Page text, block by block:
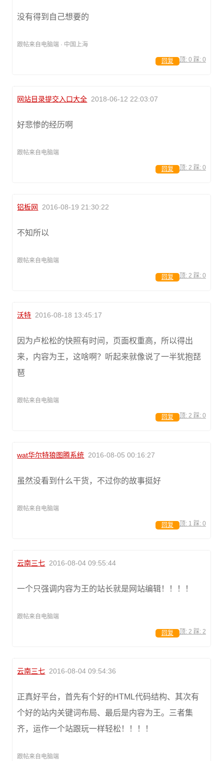
没有得到自己想要的
跟帖来自电脑端 · 中国上海
顶: 0 踩: 0
回复
网站目录提交入口大全 2018-06-12 22:03:07
好悲惨的经历啊
跟帖来自电脑端
顶: 2 踩: 0
回复
铝板网 2016-08-19 21:30:22
不知所以
跟帖来自电脑端
顶: 2 踩: 0
回复
沃特 2016-08-18 13:45:17
因为卢松松的快照有时间，页面权重高，所以得出
来，内容为王，这啥啊？听起来就像说了一半犹抱琵
琶
跟帖来自电脑端
顶: 2 踩: 0
回复
wat华尔特狼图腾系统 2016-08-05 00:16:27
虽然没看到什么干货，不过你的故事挺好
跟帖来自电脑端
顶: 1 踩: 0
回复
云南三七 2016-08-04 09:55:44
一个只强调内容为王的站长就是网站编辑！！！！
跟帖来自电脑端
顶: 2 踩: 2
回复
云南三七 2016-08-04 09:54:36
正真好平台，首先有个好的HTML代码结构、其次有
个好的站内关键词布局、最后是内容为王。三者集
齐，运作一个站跟玩一样轻松！！！！
跟帖来自电脑端